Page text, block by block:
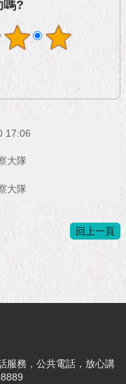
嗎?
17:06
大隊
大隊
回上一頁
服務，公共電話，放心講